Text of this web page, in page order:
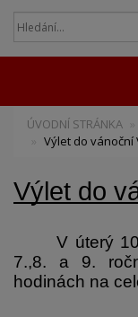
ÚVODNÍ STRÁNKA
Výlet do vánoční
Výlet do
V úterý
7.,8. a 9.
hodinách na